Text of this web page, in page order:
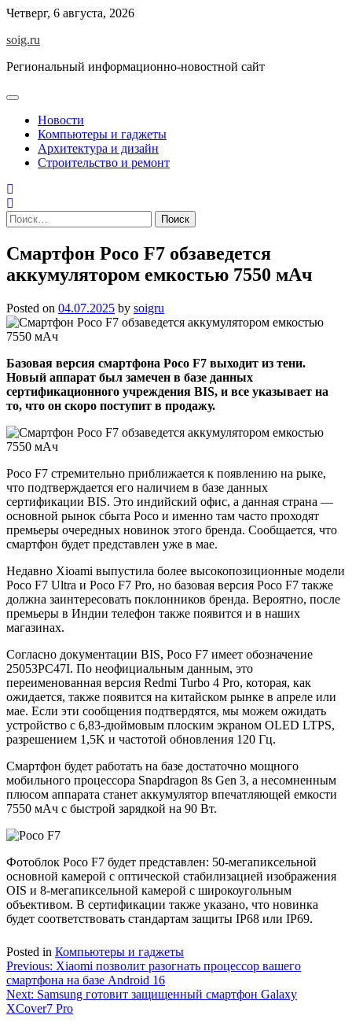
Skip
content
Четверг, 6 августа, 2026
soig.ru
Региональный информационно-новостной сайт
Новости
Компьютеры и гаджеты
Архитектура и дизайн
Строительство и ремонт
Найти:
Смартфон Poco F7 обзаведется
аккумулятором емкостью 7550 мАч
Posted on 04.07.2025 by soigru
Базовая версия смартфона Poco F7 выходит из тени.
Новый аппарат был замечен в базе данных
сертификационного учреждения BIS, и все указывает на
то, что он скоро поступит в продажу.
Poco F7 стремительно приближается к появлению на рыке,
что подтверждается его наличием в базе данных
сертификации BIS. Это индийский офис, а данная страна —
основной рынок сбыта Poco и именно там часто проходят
премьеры очередных новинок этого бренда. Сообщается, что
смартфон будет представлен уже в мае.
Недавно Xioami выпустила более высокопозиционные модели
Poco F7 Ultra и Poco F7 Pro, но базовая версия Poco F7 также
должна заинтересовать поклонников бренда. Вероятно, после
премьеры в Индии телефон также появится и в наших
магазинах.
Согласно документации BIS, Poco F7 имеет обозначение
25053PC47I. По неофициальным данным, это
переименованная версия Redmi Turbo 4 Pro, которая, как
ожидается, также появится на китайском рынке в апреле или
мае. Если эти сообщения подтвердятся, мы можем ожидать
устройство с 6,83-дюймовым плоским экраном OLED LTPS,
разрешением 1,5K и частотой обновления 120 Гц.
Смартфон будет работать на базе достаточно мощного
мобильного процессора Snapdragon 8s Gen 3, а несомненным
плюсом аппарата станет аккумулятор впечатляющей емкости
7550 мАч с быстрой зарядкой на 90 Вт.
Фотоблок Poco F7 будет представлен: 50-мегапиксельной
основной камерой с оптической стабилизацией изображения
OIS и 8-мегапиксельной камерой с широкоугольным
объективом. В сертификации также указано, что новинка
будет соответствовать стандартам защиты IP68 или IP69.
Posted in Компьютеры и гаджеты
Навигация
по
записям
Previous: Xiaomi позволит разогнать процессор вашего
смартфона на базе Android 16
Next: Samsung готовит защищенный смартфон Galaxy
XCover7 Pro